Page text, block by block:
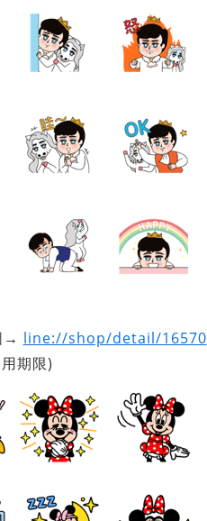
→ line://shop/detail/16570
期限)